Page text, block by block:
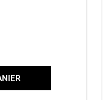
DE UNDEFINED